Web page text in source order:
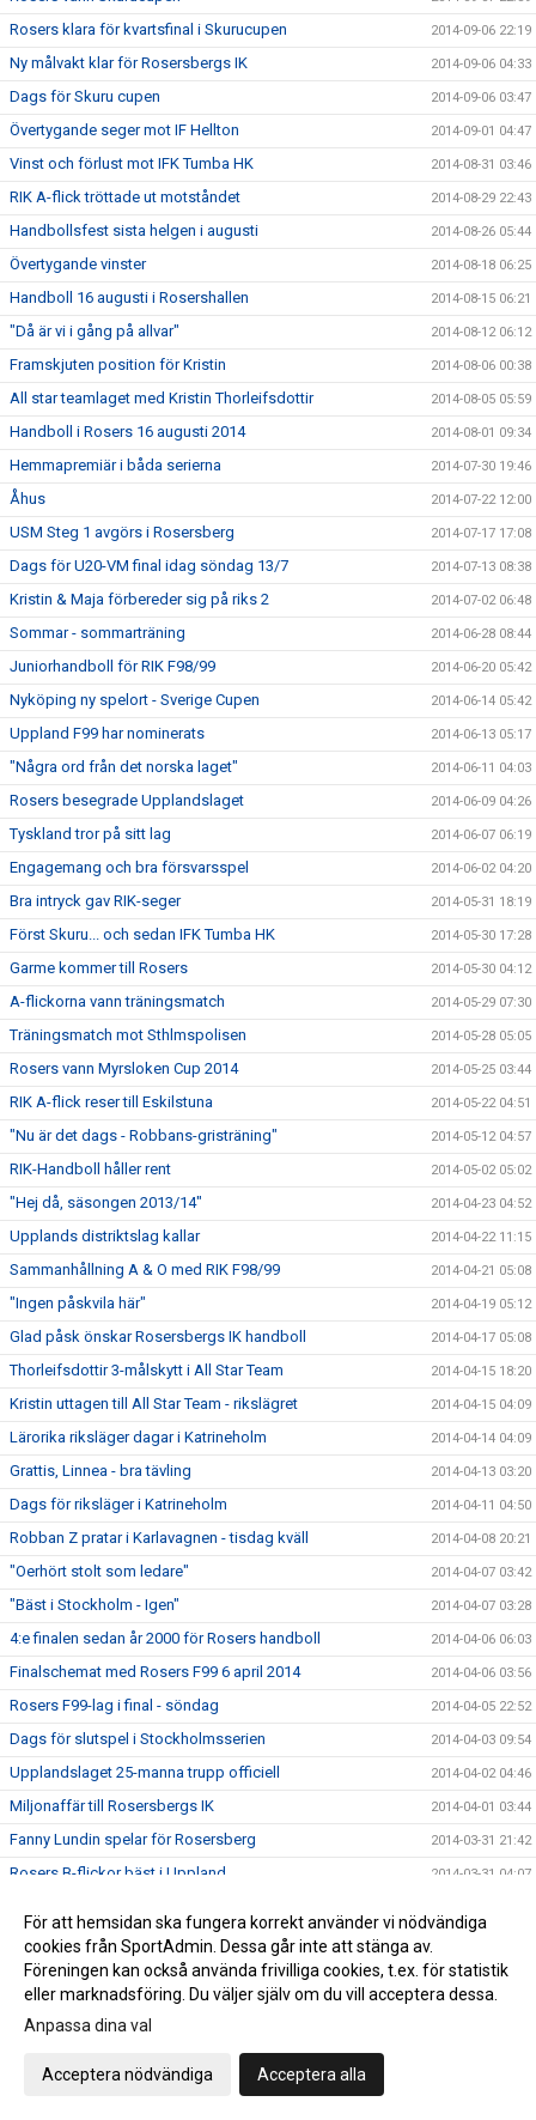
Rosers klara för kvartsfinal i Skurucupen 2014-09-06 22:19
Ny målvakt klar för Rosersbergs IK 2014-09-06 04:33
Dags för Skuru cupen 2014-09-06 03:47
Övertygande seger mot IF Hellton 2014-09-01 04:47
Vinst och förlust mot IFK Tumba HK 2014-08-31 03:46
RIK A-flick tröttade ut motståndet 2014-08-29 22:43
Handbollsfest sista helgen i augusti 2014-08-26 05:44
Övertygande vinster 2014-08-18 06:25
Handboll 16 augusti i Rosershallen 2014-08-15 06:21
"Då är vi i gång på allvar" 2014-08-12 06:12
Framskjuten position för Kristin 2014-08-06 00:38
All star teamlaget med Kristin Thorleifsdottir 2014-08-05 05:59
Handboll i Rosers 16 augusti 2014 2014-08-01 09:34
Hemmapremiär i båda serierna 2014-07-30 19:46
Åhus 2014-07-22 12:00
USM Steg 1 avgörs i Rosersberg 2014-07-17 17:08
Dags för U20-VM final idag söndag 13/7 2014-07-13 08:38
Kristin & Maja förbereder sig på riks 2 2014-07-02 06:48
Sommar - sommarträning 2014-06-28 08:44
Juniorhandboll för RIK F98/99 2014-06-20 05:42
Nyköping ny spelort - Sverige Cupen 2014-06-14 05:42
Uppland F99 har nominerats 2014-06-13 05:17
"Några ord från det norska laget" 2014-06-11 04:03
Rosers besegrade Upplandslaget 2014-06-09 04:26
Tyskland tror på sitt lag 2014-06-07 06:19
Engagemang och bra försvarsspel 2014-06-02 04:20
Bra intryck gav RIK-seger 2014-05-31 18:19
Först Skuru... och sedan IFK Tumba HK 2014-05-30 17:28
Garme kommer till Rosers 2014-05-30 04:12
A-flickorna vann träningsmatch 2014-05-29 07:30
Träningsmatch mot Sthlmspolisen 2014-05-28 05:05
Rosers vann Myrsloken Cup 2014 2014-05-25 03:44
RIK A-flick reser till Eskilstuna 2014-05-22 04:51
"Nu är det dags - Robbans-gristräning" 2014-05-12 04:57
RIK-Handboll håller rent 2014-05-02 05:02
"Hej då, säsongen 2013/14" 2014-04-23 04:52
Upplands distriktslag kallar 2014-04-22 11:15
Sammanhållning A & O med RIK F98/99 2014-04-21 05:08
"Ingen påskvila här" 2014-04-19 05:12
Glad påsk önskar Rosersbergs IK handboll 2014-04-17 05:08
Thorleifsdottir 3-målskytt i All Star Team 2014-04-15 18:20
Kristin uttagen till All Star Team - rikslägret 2014-04-15 04:09
Lärorika riksläger dagar i Katrineholm 2014-04-14 04:09
Grattis, Linnea - bra tävling 2014-04-13 03:20
Dags för riksläger i Katrineholm 2014-04-11 04:50
Robban Z pratar i Karlavagnen - tisdag kväll 2014-04-08 20:21
"Oerhört stolt som ledare" 2014-04-07 03:42
"Bäst i Stockholm - Igen" 2014-04-07 03:28
4:e finalen sedan år 2000 för Rosers handboll 2014-04-06 06:03
Finalschemat med Rosers F99 6 april 2014 2014-04-06 03:56
Rosers F99-lag i final - söndag 2014-04-05 22:52
Dags för slutspel i Stockholmsserien 2014-04-03 09:54
Upplandslaget 25-manna trupp officiell 2014-04-02 04:46
Miljonaffär till Rosersbergs IK 2014-04-01 03:44
Fanny Lundin spelar för Rosersberg 2014-03-31 21:42
Rosers B-flickor bäst i Uppland 2014-03-31 04:07
Missa inte Serbien-Sverige torsdag
Slutspelet i Stockholm klart 2014-03-27 04:54
DM-spel kommande lördag
Gottholds övergång till RIK inspirerar
Küller klar för Rosersbergs IK
För att hemsidan ska fungera korrekt använder vi nödvändiga
cookies från SportAdmin. Dessa går inte att stänga av.
Föreningen kan också använda frivilliga cookies, t.ex. för statistik
eller marknadsföring. Du väljer själv om du vill acceptera dessa.
Anpassa dina val
Acceptera nödvändiga Acceptera alla